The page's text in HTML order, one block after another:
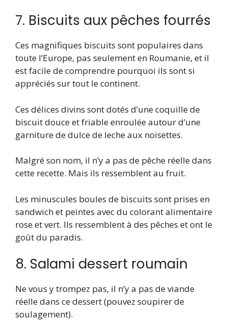
7. Biscuits aux pêches fourrés
Ces magnifiques biscuits sont populaires dans
toute l’Europe, pas seulement en Roumanie, et il
est facile de comprendre pourquoi ils sont si
appréciés sur tout le continent.
Ces délices divins sont dotés d’une coquille de
biscuit douce et friable enroulée autour d’une
garniture de dulce de leche aux noisettes.
Malgré son nom, il n’y a pas de pêche réelle dans
cette recette. Mais ils ressemblent au fruit.
Les minuscules boules de biscuits sont prises en
sandwich et peintes avec du colorant alimentaire
rose et vert. Ils ressemblent à des pêches et ont le
goût du paradis.
8. Salami dessert roumain
Ne vous y trompez pas, il n’y a pas de viande
réelle dans ce dessert (pouvez soupirer de
soulagement).